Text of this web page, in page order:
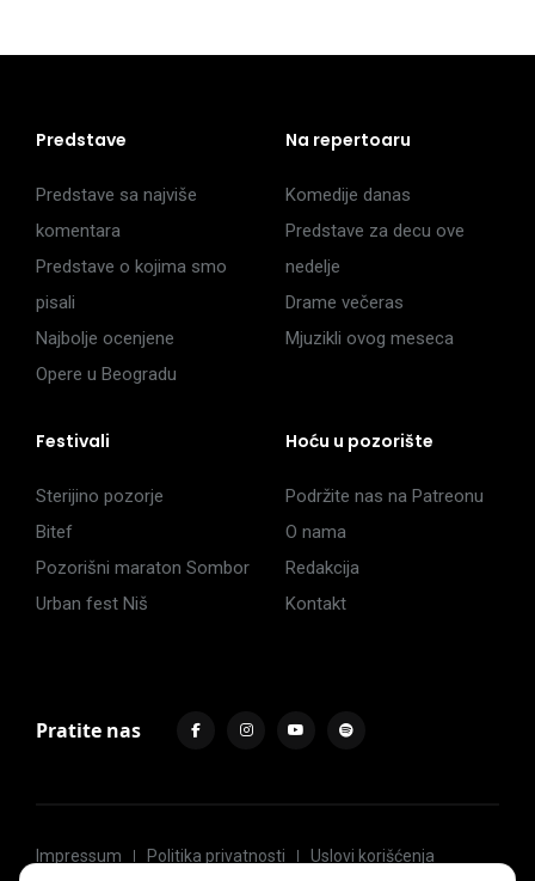
Predstave
Predstave sa najviše
komentara
Predstave o kojima smo
pisali
Najbolje ocenjene
Opere u Beogradu
Na repertoaru
Komedije danas
Predstave za decu ove
nedelje
Drame večeras
Mjuzikli ovog meseca
Festivali
Sterijino pozorje
Bitef
Pozorišni maraton Sombor
Urban fest Niš
Hoću u pozorište
Podržite nas na Patreonu
O nama
Redakcija
Kontakt
Pratite nas
Impressum Politika privatnosti Uslovi korišćenja